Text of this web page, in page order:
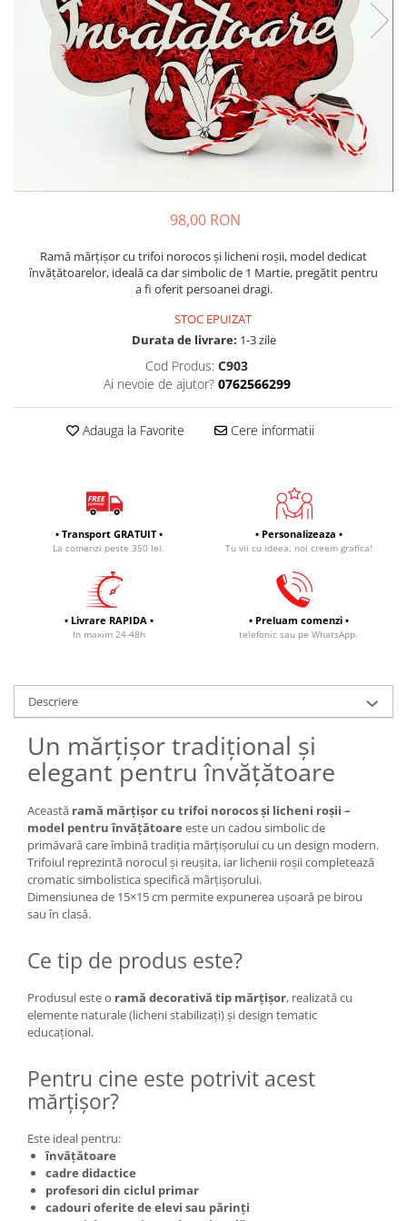
Body bebelusi personalizate
Perne personalizate
Plusuri personalizate
Agende personalizate
Etichete pentru sticla de vin
Cadouri Personalizate Unice
Cadouri pentru Doctori
Cadouri Pensionare
Cadouri Profesori
98,00 RON
Ramă mărțișor cu trifoi norocos și licheni roșii, model dedicat
învățătoarelor, ideală ca dar simbolic de 1 Martie, pregătit pentru
a fi oferit persoanei dragi.
STOC EPUIZAT
Durata de livrare: 1-3 zile
Cod Produs: C903
Ai nevoie de ajutor? 0762566299
Adauga la Favorite Cere informatii
• Transport GRATUIT •
La comenzi peste 350 lei.
• Personalizeaza •
Tu vii cu ideea, noi creem grafica!
• Livrare RAPIDA •
In maxim 24-48h
• Preluam comenzi •
telefonic sau pe WhatsApp.
Descriere
Un mărțișor tradițional și
elegant pentru învățătoare
Această ramă mărțișor cu trifoi norocos și licheni roșii –
model pentru învățătoare este un cadou simbolic de
primăvară care îmbină tradiția mărțișorului cu un design modern.
Trifoiul reprezintă norocul și reușita, iar lichenii roșii completează
cromatic simbolistica specifică mărțișorului.
Dimensiunea de 15×15 cm permite expunerea ușoară pe birou
sau în clasă.
Ce tip de produs este?
Produsul este o ramă decorativă tip mărțișor, realizată cu
elemente naturale (licheni stabilizați) și design tematic
educațional.
Pentru cine este potrivit acest
mărțișor?
Este ideal pentru:
învățătoare
cadre didactice
profesori din ciclul primar
cadouri oferite de elevi sau părinți